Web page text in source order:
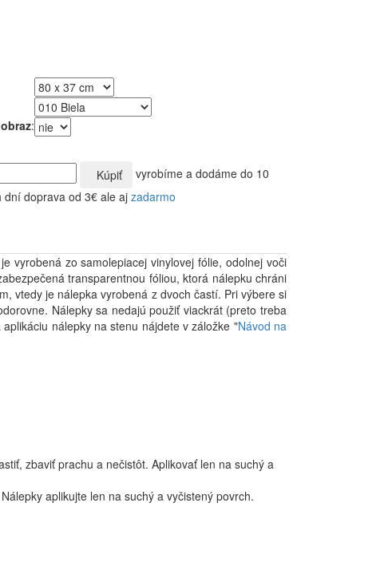
:
Kúpiť
vyrobíme a dodáme do 10
dní doprava od 3€ ale aj zadarmo
vyrobená zo samolepiacej vinylovej fólie, odolnej voči
transparentnou fóliou, ktorá nálepku chráni
vtedy je nálepka vyrobená z dvoch častí. Pri výbere si
Nálepky sa nedajú použiť viackrát (preto treba
nálepky na stenu nájdete v záložke "Návod na
zbaviť prachu a nečistôt. Aplikovať len na suchý a
aplikujte len na suchý a vyčistený povrch.